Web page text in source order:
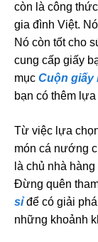
còn là công
gia đình Việt.
Nó còn tốt cho
cung cấp giấy
mục Cuộn giấy
bạn có thêm
Từ việc lựa
món cá nướng
là chủ nhà
Đừng quên
sỉđể có giải
những khoảnh